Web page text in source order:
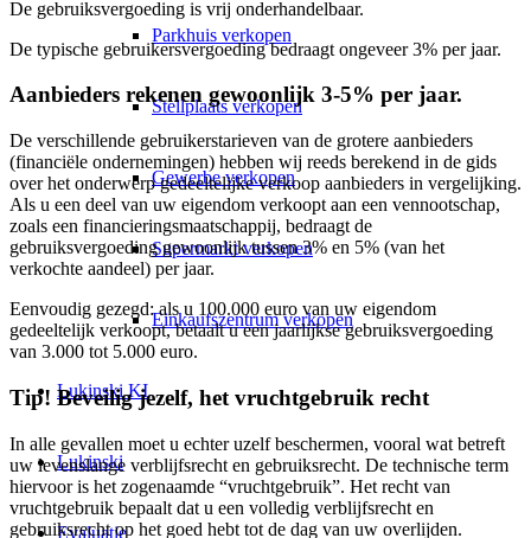
Parkhuis verkopen
Stellplaats verkopen
Gewerbe verkopen
Supermarkt verkopen
Einkaufszentrum verkopen
Lukinski KI
Lukinski
Evaluatie
De gebruiksvergoeding is vrij onderhandelbaar.
De typische gebruikersvergoeding bedraagt ongeveer 3% per jaar.
Aanbieders rekenen gewoonlijk 3-5% per jaar.
De verschillende gebruikerstarieven van de grotere aanbieders
(financiële ondernemingen) hebben wij reeds berekend in de gids
over het onderwerpgedeeltelijke verkoop aanbieders in vergelijking.
Als u een deel van uw eigendom verkoopt aan een vennootschap,
zoals een financieringsmaatschappij, bedraagt de
gebruiksvergoeding gewoonlijk tussen 3% en 5% (van het
verkochte aandeel) per jaar.
Eenvoudig gezegd: als u 100.000 euro van uw eigendom
gedeeltelijk verkoopt, betaalt u een jaarlijkse gebruiksvergoeding
van 3.000 tot 5.000 euro.
Tip! Beveilig jezelf, het vruchtgebruik recht
In alle gevallen moet u echter uzelf beschermen, vooral wat betreft
uw levenslange verblijfsrecht en gebruiksrecht. De technische term
hiervoor is het zogenaamde “vruchtgebruik”. Het recht van
vruchtgebruik bepaalt dat u een volledig verblijfsrecht en
gebruiksrecht op het goed hebt tot de dag van uw overlijden.